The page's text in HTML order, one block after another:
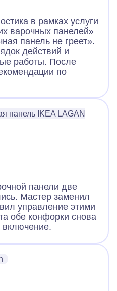
в рамках услуги
варочных панелей»
панель не греет».
действий и
работы. После
по
панель IKEA LAGAN
панели две
Мастер заменил
управление этими
обе конфорки снова
включение.